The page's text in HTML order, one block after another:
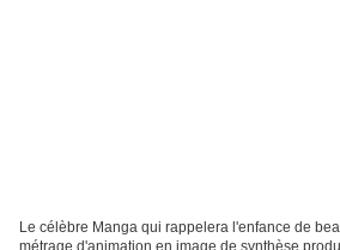
Le célèbre Manga qui rappelera l'enfance de
métrage d'animation en image de synthèse